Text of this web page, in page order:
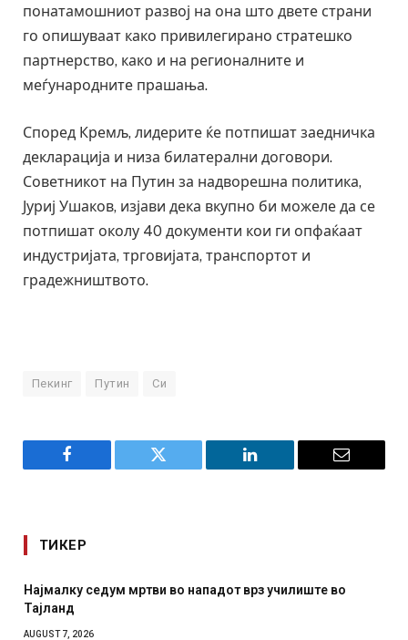
понатамошниот развој на она што двете страни
го опишуваат како привилегирано стратешко
партнерство, како и на регионалните и
меѓународните прашања.
Според Кремљ, лидерите ќе потпишат заедничка
декларација и низа билатерални договори.
Советникот на Путин за надворешна политика,
Јуриј Ушаков, изјави дека вкупно би можеле да се
потпишат околу 40 документи кои ги опфаќаат
индустријата, трговијата, транспортот и
градежништвото.
Пекинг Путин Си
Facebook Twitter LinkedIn Email
ТИКЕР
училиште во
СОЗИС: Украинците повеќе им